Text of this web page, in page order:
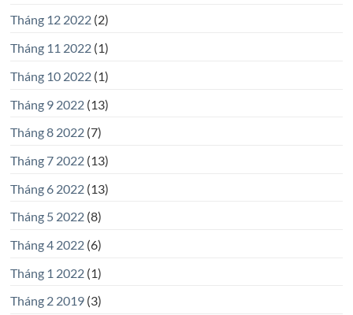
Tháng 12 2022(2)
Tháng 11 2022(1)
Tháng 10 2022(1)
Tháng 9 2022(13)
Tháng 8 2022(7)
Tháng 7 2022(13)
Tháng 6 2022(13)
Tháng 5 2022(8)
Tháng 4 2022(6)
Tháng 1 2022(1)
Tháng 2 2019(3)